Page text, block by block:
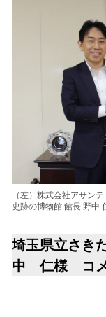
（左）株式会社アサン
史跡の博物館 館長 野中
埼玉県立さ
中 仁様 コメ